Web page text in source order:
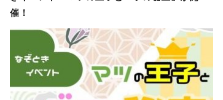
が遊びを通して魚に興味を持つことができます。 ■海洋ゴミ問題
ョップも！ 5月11日（日）には、定員200名・参加費500円の劇
場ワークショップ「ギョギョッとびっくり！お魚のお話」が開催
予定！こちらは、さかなクンによるトークショーです。 6月22日
（日）には、さかなのおにいさん かわちゃんによる「おさかな
クイズショー」も開催されるそう。（※定員200名・参加費300
円） 土日祝に開催される、工作ワークショップは、当日チケッ
催！